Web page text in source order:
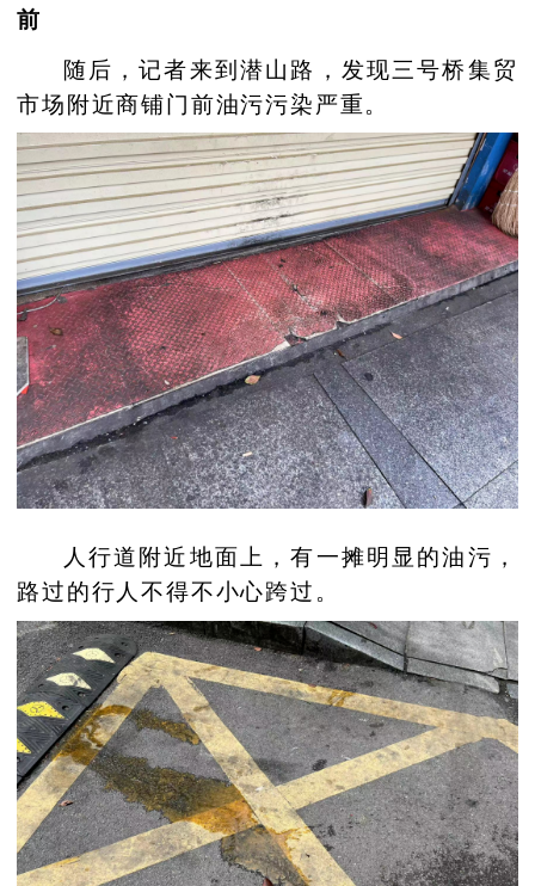
前
随后，记者来到潜山路，发现三号桥集贸
市场附近商铺门前油污污染严重。
人行道附近地面上，有一摊明显的油污，
路过的行人不得不小心跨过。